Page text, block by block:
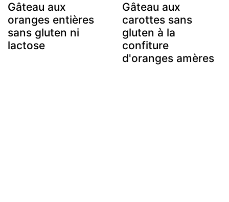
Gâteau aux
oranges entières
sans gluten ni
lactose
Gâteau aux
carottes sans
gluten à la
confiture
d'oranges amères